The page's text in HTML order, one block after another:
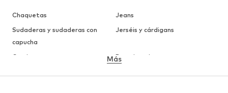
Chaquetas
Jeans
Sudaderas y sudaderas con
capucha
Jerséis y cárdigans
Camisetas
Ropa interior
Más